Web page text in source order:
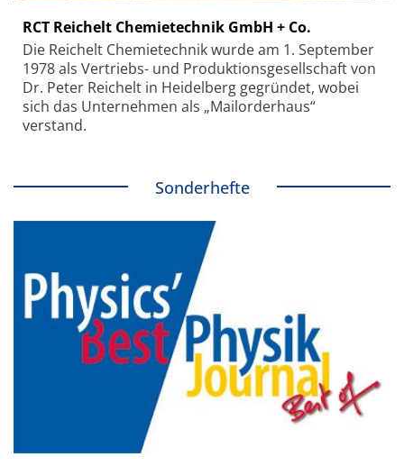
RCT Reichelt Chemietechnik GmbH + Co.
Die Reichelt Chemietechnik wurde am 1. September
1978 als Vertriebs- und Produktionsgesellschaft von
Dr. Peter Reichelt in Heidelberg gegründet, wobei
sich das Unternehmen als „Mailorderhaus“
verstand.
Sonderhefte